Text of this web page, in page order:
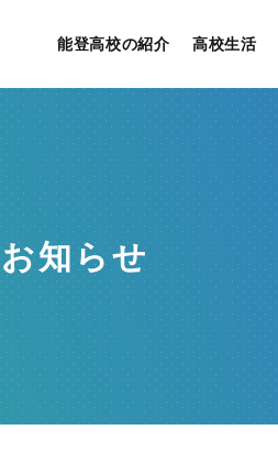
能登高校の紹介 高校生活
お知らせ